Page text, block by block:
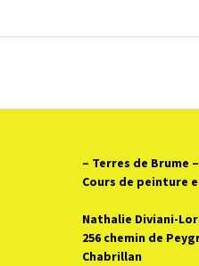
– Terres de Brume –
Cours de peinture
Nathalie Diviani-
256 chemin de
Chabrillan